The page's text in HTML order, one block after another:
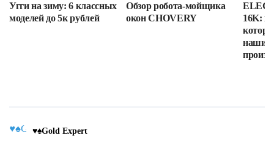
Угги на зиму: 6 классных
моделей до 5к рублей
Обзор робота-мойщика
окон CHOVERY
16K:
наши
♥♠Gold Expert